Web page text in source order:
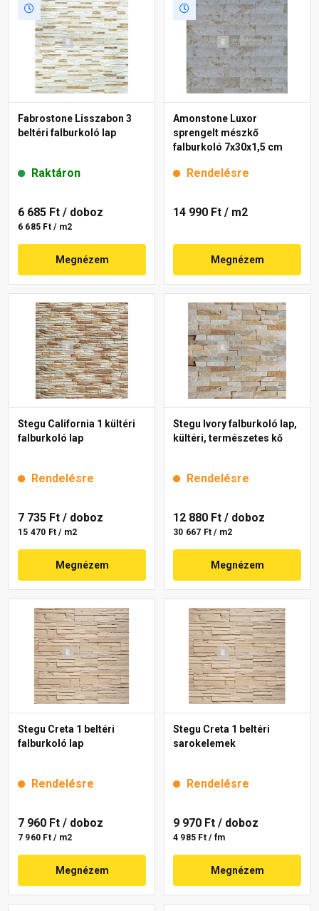
Fabrostone Lisszabon 3
beltéri falburkoló lap
Raktáron
6 685 Ft / doboz
6 685 Ft / m2
Megnézem
Amonstone Luxor
sprengelt mészkő
falburkoló 7x30x1,5 cm
Rendelésre
14 990 Ft / m2
Megnézem
Stegu California 1 kültéri
falburkoló lap
Rendelésre
7 735 Ft / doboz
15 470 Ft / m2
Megnézem
Stegu Ivory falburkoló lap,
kültéri, természetes kő
Rendelésre
12 880 Ft / doboz
30 667 Ft / m2
Megnézem
Stegu Creta 1 beltéri
falburkoló lap
Rendelésre
7 960 Ft / doboz
7 960 Ft / m2
Megnézem
Stegu Creta 1 beltéri
sarokelemek
Rendelésre
9 970 Ft / doboz
4 985 Ft / fm
Megnézem